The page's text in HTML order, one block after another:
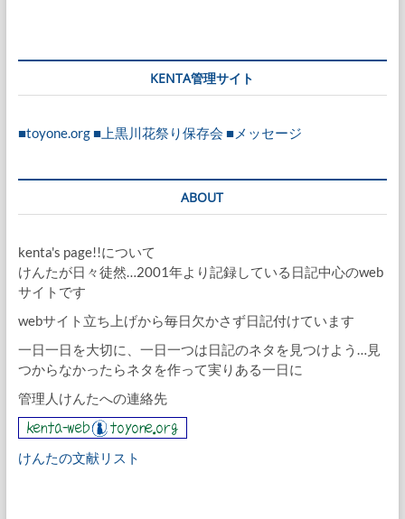
KENTA管理サイト
■toyone.org ■上黒川花祭り保存会 ■メッセージ
ABOUT
kenta's page!!について
けんたが日々徒然…2001年より記録している日記中心のweb
サイトです
webサイト立ち上げから毎日欠かさず日記付けています
一日一日を大切に、一日一つは日記のネタを見つけよう…見
つからなかったらネタを作って実りある一日に
管理人けんたへの連絡先
けんたの文献リスト